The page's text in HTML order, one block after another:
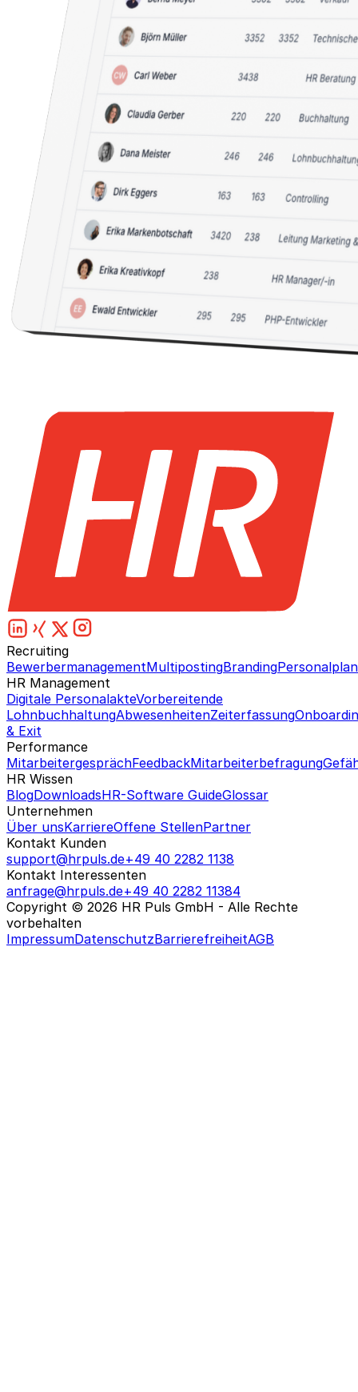
Recruiting
BewerbermanagementMultipostingBranding
HR Management
Digitale PersonalakteVorbereitende
LohnbuchhaltungAbwesenheitenZeiterfassung
& Exit
Performance
MitarbeitergesprächFeedbackMitarbeiterbefragung
HR Wissen
BlogDownloadsHR-Software GuideGlossar
Unternehmen
Über unsKarriereOffene StellenPartner
Kontakt Kunden
support@hrpuls.de+49 40 2282 1138
Kontakt Interessenten
anfrage@hrpuls.de+49 40 2282 11384
Copyright © 2026 HR Puls GmbH - Alle Rechte
vorbehalten
ImpressumDatenschutzBarrierefreiheitAGB